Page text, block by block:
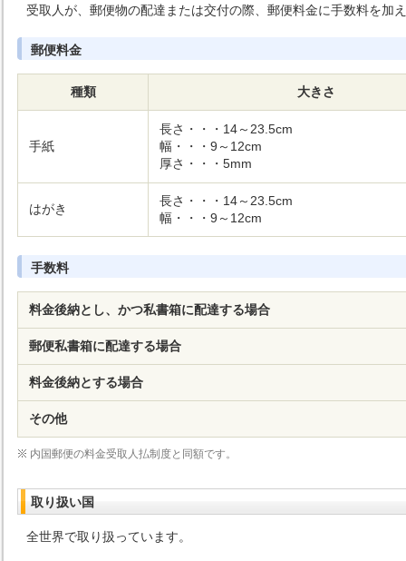
受取人が、郵便物の配達または交付の際、郵便料金に手数料を加
郵便料金
種類 大きさ
手紙
長さ・・・14～23.5cm
幅・・・9～12cm
厚さ・・・5mm
はがき
長さ・・・14～23.5cm
幅・・・9～12cm
手数料
料金後納とし、かつ私書箱に配達する場合
郵便私書箱に配達する場合
料金後納とする場合
その他
内国郵便の料金受取人払制度と同額です。
取り扱い国
全世界で取り扱っています。